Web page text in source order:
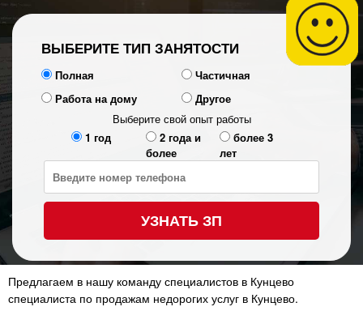
ВЫБЕРИТЕ ТИП ЗАНЯТОСТИ
Полная
Частичная
Работа на дому
Другое
Выберите свой опыт работы
1 год
2 года и
более
более 3
лет
УЗНАТЬ ЗП
Предлагаем в нашу команду специалистов в Кунцево
специалиста по продажам недорогих услуг в Кунцево.